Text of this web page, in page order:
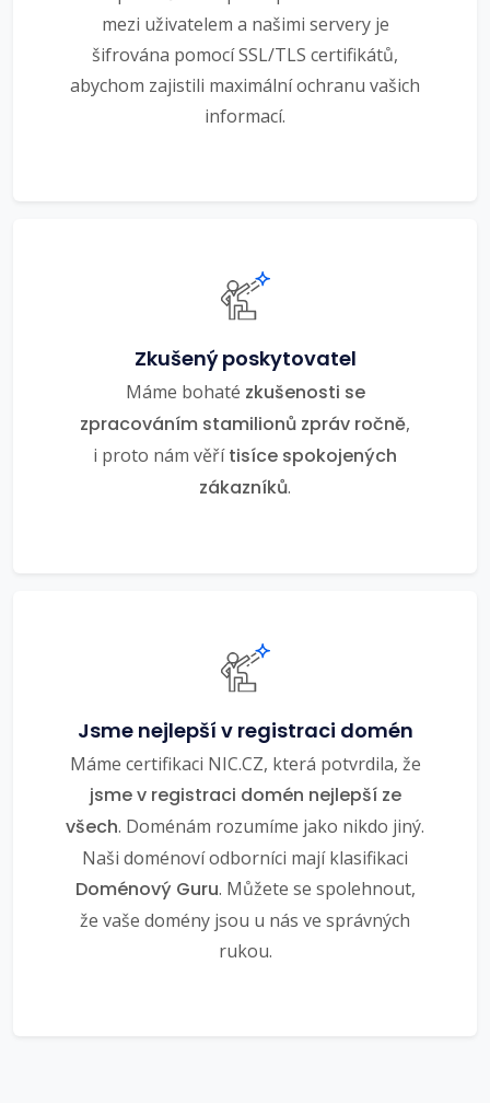
mezi uživatelem a našimi servery je
šifrována pomocí SSL/TLS certifikátů,
abychom zajistili maximální ochranu vašich
informací.
Zkušený poskytovatel
Máme bohaté zkušenosti se
zpracováním stamilionů zpráv ročně,
i proto nám věřítisíce spokojených
zákazníků.
Jsme nejlepší v registraci domén
Máme certifikaci NIC.CZ, která potvrdila, že
jsme v registraci domén nejlepší ze
všech. Doménám rozumíme jako nikdo jiný.
Naši doménoví odborníci mají klasifikaci
Doménový Guru. Můžete se spolehnout,
že vaše domény jsou u nás ve správných
rukou.